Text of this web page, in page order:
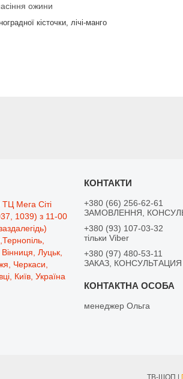
ожини
кісточки, лічі-манго
Мега Сіті
1039) з 11-00
Луцьк,
Черкаси,
Київ, Україна
+380 (66) 256-62-61
ЗАМОВЛЕННЯ,
+380 (93) 107-03-32
тільки Viber
+380 (97) 480-53-11
ЗАКАЗ, КОНСУЛЬТАЦИЯ
менеджер Ольга
ТВ-ШОП |